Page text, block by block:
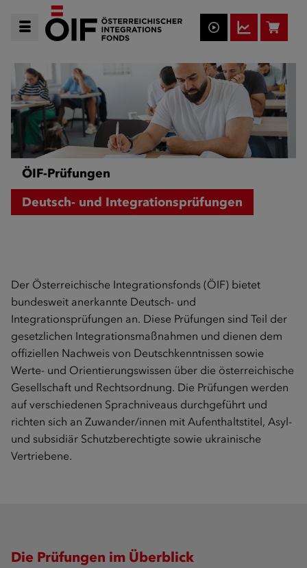
ÖIF-Prüfungen
Deutsch- und Integrationsprüfungen
Der Österreichische Integrationsfonds (ÖIF) bietet
bundesweit anerkannte Deutsch- und
Integrationsprüfungen an. Diese Prüfungen sind Teil der
gesetzlichen Integrationsmaßnahmen und dienen dem
offiziellen Nachweis von Deutschkenntnissen sowie
Werte- und Orientierungswissen über die österreichische
Gesellschaft und Rechtsordnung. Die Prüfungen werden
auf verschiedenen Sprachniveaus durchgeführt und
richten sich an Zuwander/innen mit Aufenthaltstitel, Asyl-
und subsidiär Schutzberechtigte sowie ukrainische
Vertriebene.
Die Prüfungen im Überblick